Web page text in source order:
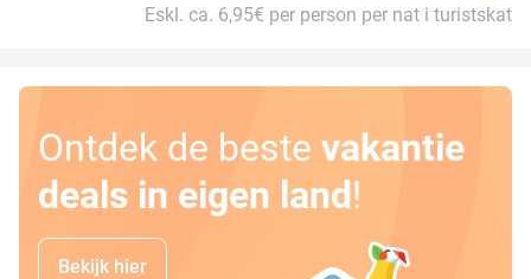
Eskl. ca. 6,95€ per person per nat i turistskat
Ontdek de beste vakantie
deals in eigen land!
Bekijk hier